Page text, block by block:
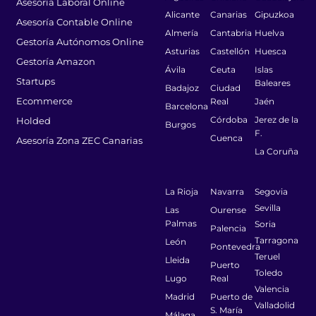
Asesoría Laboral Online
Asesoría Contable Online
Gestoría Autónomos Online
Gestoría Amazon
Startups
Ecommerce
Holded
Asesoría Zona ZEC Canarias
Alicante
Almería
Asturias
Ávila
Badajoz
Barcelona
Burgos
Canarias
Cantabria
Castellón
Ceuta
Ciudad
Real
Córdoba
Cuenca
Gipuzkoa
Huelva
Huesca
Islas
Baleares
Jaén
Jerez de la
F.
La Coruña
La Rioja
Las
Palmas
León
Lleida
Lugo
Madrid
Navarra
Ourense
Palencia
Pontevedra
Puerto
Real
Puerto de
S. María
Segovia
Sevilla
Soria
Tarragona
Teruel
Toledo
Valencia
Valladolid